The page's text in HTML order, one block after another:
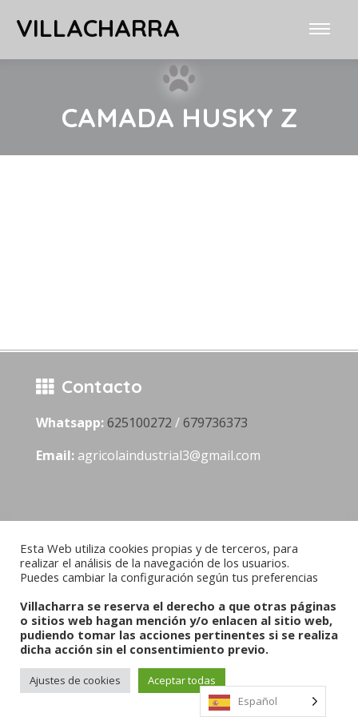
VILLACHARRA
CAMADA HUSKY Z
Contacto
Whatsapp:625100272 /679736373
Email: agricolaindustrial3@gmail.com
Esta Web utiliza cookies propias y de terceros, para
realizar el análisis de la navegación de los usuarios.
Puedes cambiar la configuración según tus preferencias
Villacharra se reserva el derecho a que otras páginas
o sitios web hagan mención y/o enlacen al sitio web,
pudiendo tomar las acciones pertinentes si se realiza
dicha acción sin el consentimiento previo.
Ajustes de cookies
Aceptar todas
Español